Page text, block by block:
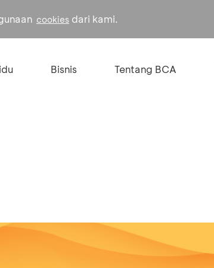
cookies dari kami.
Bisnis Tentang BCA